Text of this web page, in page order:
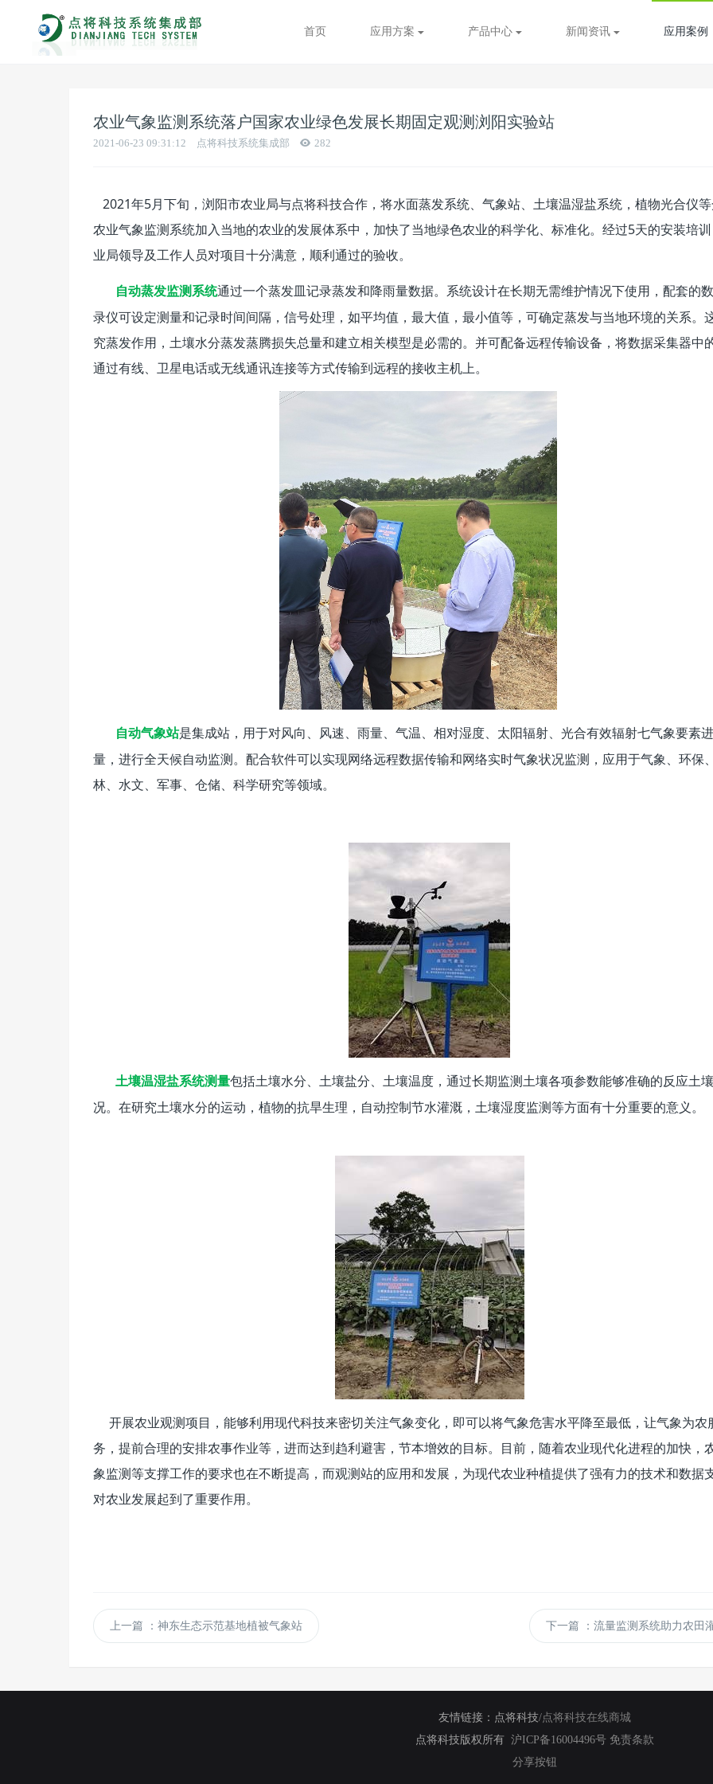
首页 应用方案 产品中心 新闻资讯 应用案例
农业气象监测系统落户国家农业绿色发展长期固定观测浏阳实验站
2021-06-23 09:31:12 点将科技系统集成部 282
2021年5月下旬，浏阳市农业局与点将科技合作，将水面蒸发系统、气象站、土壤温湿盐系统，植物光合仪
农业气象监测系统加入当地的农业的发展体系中，加快了当地绿色农业的科学化、标准化。经过5天的安装培
业局领导及工作人员对项目十分满意，顺利通过的验收。
自动蒸发监测系统通过一个蒸发皿记录蒸发和降雨量数据。系统设计在长期无需维护情况下使用，配套的
录仪可设定测量和记录时间间隔，信号处理，如平均值，最大值，最小值等，可确定蒸发与当地环境的关系。
究蒸发作用，土壤水分蒸发蒸腾损失总量和建立相关模型是必需的。并可配备远程传输设备，将数据采集器中
通过有线、卫星电话或无线通讯连接等方式传输到远程的接收主机上。
自动气象站是集成站，用于对风向、风速、雨量、气温、相对湿度、太阳辐射、光合有效辐射七气象要素
量，进行全天候自动监测。配合软件可以实现网络远程数据传输和网络实时气象状况监测，应用于气象、环保
林、水文、军事、仓储、科学研究等领域。
土壤温湿盐系统测量包括土壤水分、土壤盐分、土壤温度，通过长期监测土壤各项参数能够准确的反应土
况。在研究土壤水分的运动，植物的抗旱生理，自动控制节水灌溉，土壤湿度监测等方面有十分重要的意义。
开展农业观测项目，能够利用现代科技来密切关注气象变化，即可以将气象危害水平降至最低，让气象为农
务，提前合理的安排农事作业等，进而达到趋利避害，节本增效的目标。目前，随着农业现代化进程的加快，
象监测等支撑工作的要求也在不断提高，而观测站的应用和发展，为现代农业种植提供了强有力的技术和数据
对农业发展起到了重要作用。
上一篇 ：神东生态示范基地植被气象站 下一篇 ：流量监测系统助力农田
友情链接： 点将科技/点将科技在线商城
点将科技版权所有 沪ICP备16004496号 免责条款
分享按钮